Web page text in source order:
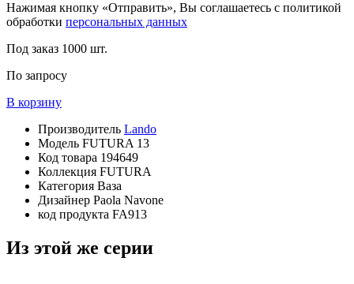
Нажимая кнопку «Отправить», Вы соглашаетесь с политикой
обработки персональных данных
Под заказ 1000 шт.
По запросу
В корзину
Производитель Lando
Модель FUTURA 13
Код товара 194649
Коллекция FUTURA
Категория Ваза
Дизайнер Paola Navone
код продукта FA913
Из этой же серии